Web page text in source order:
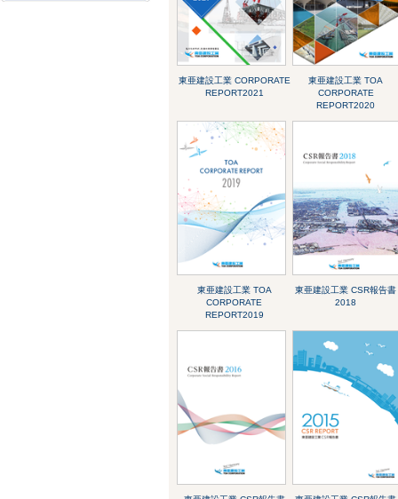
東亜建設工業 CORPORATE
REPORT2021
東亜建設工業 TOA
CORPORATE
REPORT2020
東亜建設工業 TOA
CORPORATE
REPORT2019
東亜建設工業 CSR報告書
2018